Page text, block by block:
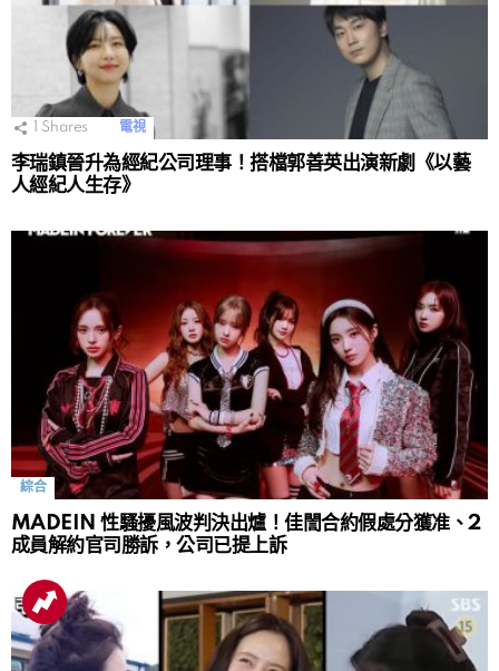
Shares 電視
李瑞鎮晉升為經紀公司理事！搭檔郭善英出演新劇《以藝
人經紀人生存》
綜合
MADEIN 性騷擾風波判決出爐！佳誾合約假處分獲准、2
成員解約官司勝訴，公司已提上訴